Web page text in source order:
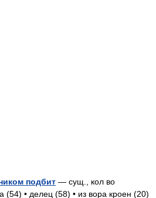
подбит — сущ., кол во
• делец (58) • из вора кроен (20)